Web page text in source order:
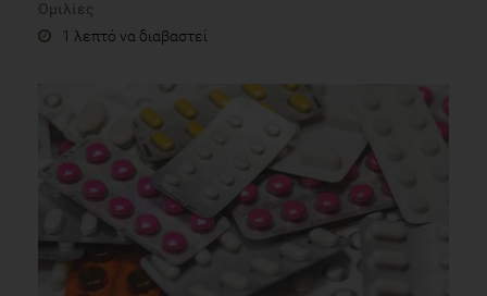
Ομιλίες
1 λεπτό να διαβαστεί